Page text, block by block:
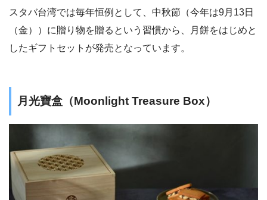
スタバ台湾では毎年恒例として、中秋節（今年は9月13日
（金））に贈り物を贈るという習慣から、月餅をはじめと
したギフトセットが発売となっています。
月光寶盒（Moonlight Treasure Box）